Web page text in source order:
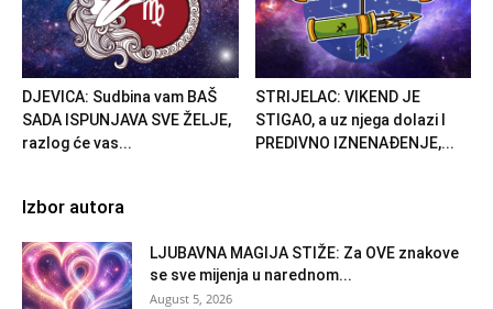
DJEVICA: Sudbina vam BAŠ
SADA ISPUNJAVA SVE ŽELJE,
razlog će vas...
STRIJELAC: VIKEND JE
STIGAO, a uz njega dolazi I
PREDIVNO IZNENAĐENJE,...
Izbor autora
LJUBAVNA MAGIJA STIŽE: Za OVE znakove
se sve mijenja u narednom...
August 5, 2026